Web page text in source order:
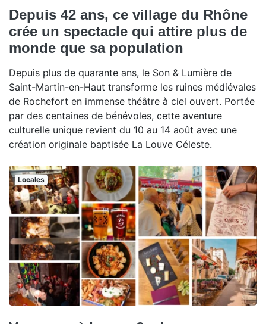
Depuis 42 ans, ce village du Rhône
crée un spectacle qui attire plus de
monde que sa population
Depuis plus de quarante ans, le Son & Lumière de
Saint-Martin-en-Haut transforme les ruines médiévales
de Rochefort en immense théâtre à ciel ouvert. Portée
par des centaines de bénévoles, cette aventure
culturelle unique revient du 10 au 14 août avec une
création originale baptisée La Louve Céleste.
Locales